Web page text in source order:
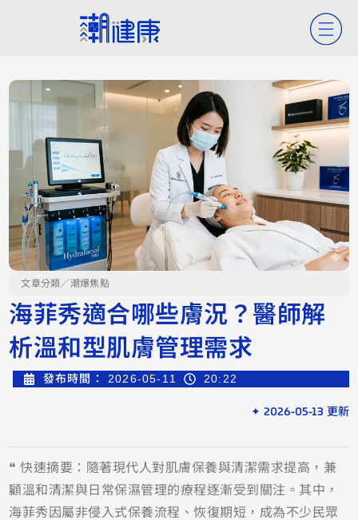
文章分類／潮爆焦點
海菲秀適合哪些膚況？醫師解
析溫和型肌膚管理需求
發布時間： 2026-05-11 20:22
✦ 2026-05-13 更新
❝ 快速摘要：隨著現代人對肌膚保養與清潔需求提高，兼
顧溫和清潔與日常保濕管理的療程逐漸受到關注。其中，
海菲秀因屬非侵入式保養流程、恢復期短，成為不少民眾